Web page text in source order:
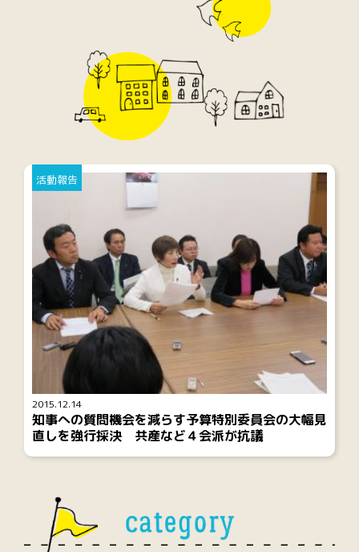
2015.12.14
活動報告
知事への質問機会を減らす予算特別委員会の大幅見
直しを強行採決 共産など４会派が抗議